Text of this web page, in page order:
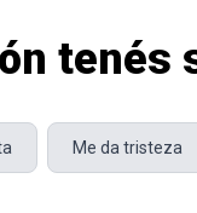
tenés
Me da tristeza